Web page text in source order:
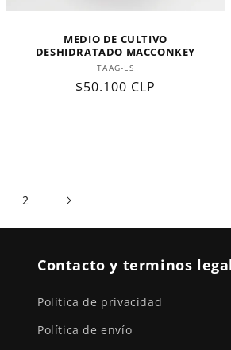
MEDIO DE CULTIVO
DESHIDRATADO MACCONKEY
Proveedor:
TAAG-LS
Precio
$50.100 CLP
2
Contacto y terminos
Política de privacidad
Política de envío